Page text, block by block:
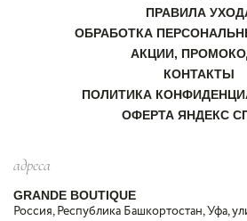
ПРАВИЛА
ОБРАБОТКА
АКЦИИ,
КОНТАКТЫ
ПОЛИТИКА
ОФЕРТА ЯНДЕКС
адреса
GRANDE BOUTIQUE
Россия, Республика Башкортостан, Уфа,